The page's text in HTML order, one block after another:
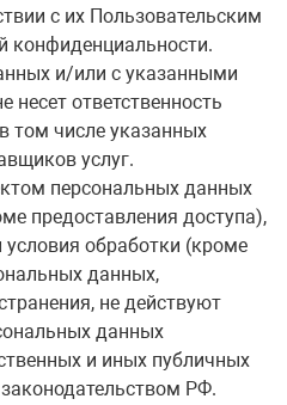
с их Пользовательским
конфиденциальности.
и/или с указанными
ответственность
том числе указанных
услуг.
персональных данных
предоставления доступа),
обработки (кроме
данных,
не действуют
данных
и иных публичных
РФ.